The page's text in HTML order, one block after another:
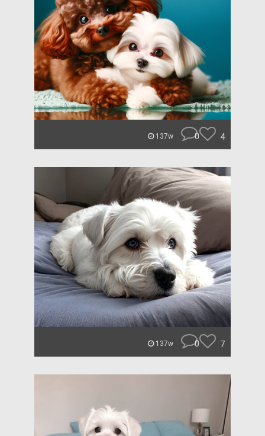
137w 0 4
137w 0 7